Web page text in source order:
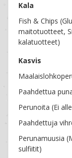
Kala
Fish & Chips
maitotuotteet,
kalatuotteet)
Kasvis
Paahdettua
Perunoita (Ei
Paahdettuja
Perunamuusia
sulfiitit)